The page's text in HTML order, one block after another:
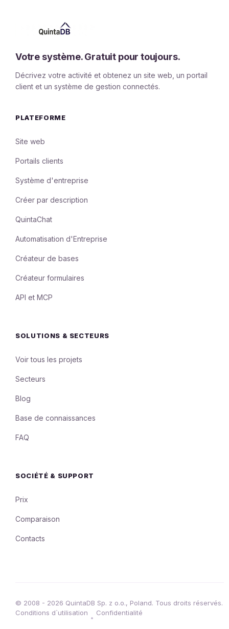
Votre système. Gratuit pour toujours.
Décrivez votre activité et obtenez un site web, un portail
client et un système de gestion connectés.
PLATEFORME
Site web
Portails clients
Système d'entreprise
Créer par description
QuintaChat
Automatisation d'Entreprise
Créateur de bases
Créateur formulaires
API et MCP
SOLUTIONS & SECTEURS
Voir tous les projets
Secteurs
Blog
Base de connaissances
FAQ
SOCIÉTÉ & SUPPORT
Prix
Comparaison
Contacts
© 2008 - 2026 QuintaDB Sp. z o.o., Poland. Tous droits réservés.
Conditions d`utilisation
•
Confidentialité